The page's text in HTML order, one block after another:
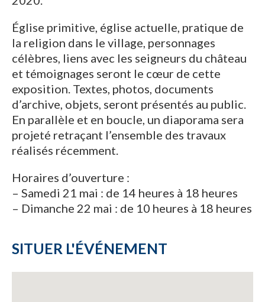
Église primitive, église actuelle, pratique de
la religion dans le village, personnages
célèbres, liens avec les seigneurs du château
et témoignages seront le cœur de cette
exposition. Textes, photos, documents
d’archive, objets, seront présentés au public.
En parallèle et en boucle, un diaporama sera
projeté retraçant l’ensemble des travaux
réalisés récemment.
Horaires d’ouverture :
– Samedi 21 mai : de 14 heures à 18 heures
– Dimanche 22 mai : de 10 heures à 18 heures
SITUER L'ÉVÉNEMENT